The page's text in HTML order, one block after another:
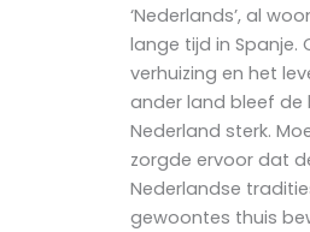
‘Nederlands’, al
lange tijd in Spanje.
verhuizing en het
ander land bleef
Nederland sterk.
zorgde ervoor dat
Nederlandse
gewoontes thuis